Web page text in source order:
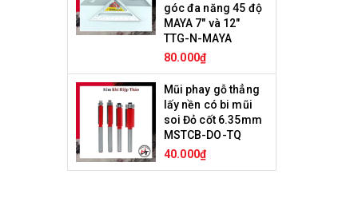
góc đa năng 45 độ
MAYA 7" và 12"
TTG-N-MAYA
80.000₫
Mũi phay gỗ thẳng
lấy nền có bi mũi
soi Đỏ cốt 6.35mm
MSTCB-DO-TQ
40.000₫